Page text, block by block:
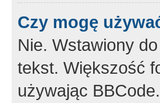
Czy mogę
Nie. Wstawiony
tekst. Większość
używając BBCode.